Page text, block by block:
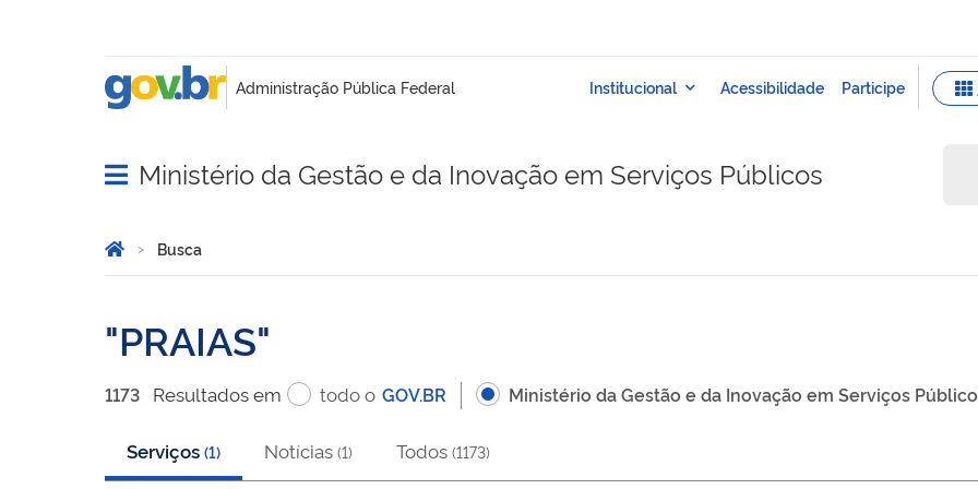
Abrir menu principal de navegação
Ministério da Gestão e da Inovação em Serviços Públicos
Você está aqui:
Página Inicial
Busca
PRAIAS
1173 Resultadosem todo o GOV.BR Ministério da Gestão e da Inovação em Serviços
Serviços (1) Notícias (1) Todos (1173)